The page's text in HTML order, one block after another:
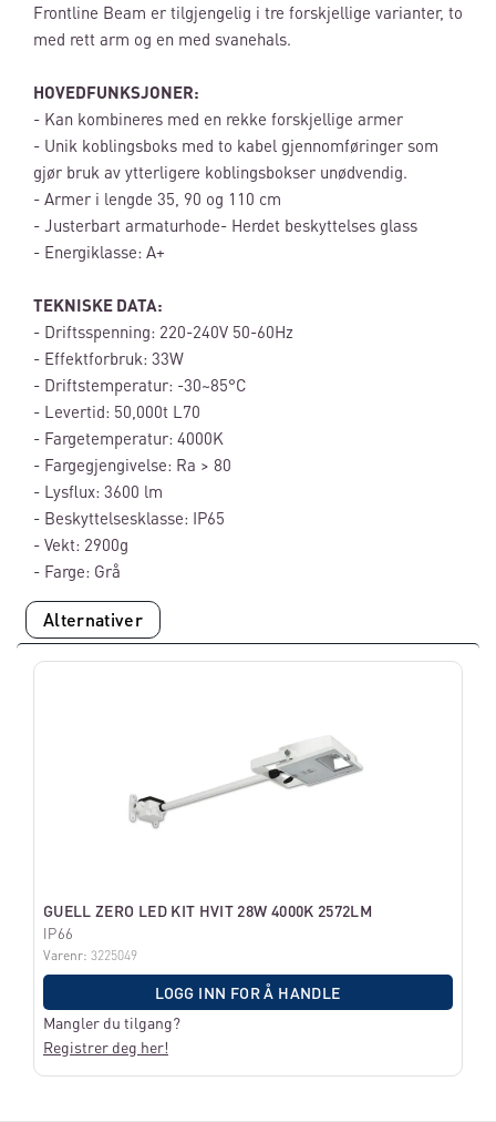
Frontline Beam er tilgjengelig i tre forskjellige varianter, to
med rett arm og en med svanehals.
HOVEDFUNKSJONER:
- Kan kombineres med en rekke forskjellige armer
- Unik koblingsboks med to kabel gjennomføringer som
gjør bruk av ytterligere koblingsbokser unødvendig.
- Armer i lengde 35, 90 og 110 cm
- Justerbart armaturhode- Herdet beskyttelses glass
- Energiklasse: A+
TEKNISKE DATA:
- Driftsspenning: 220-240V 50-60Hz
- Effektforbruk: 33W
- Driftstemperatur: -30~85°C
- Levertid: 50,000t L70
- Fargetemperatur: 4000K
- Fargegjengivelse: Ra > 80
- Lysflux: 3600 lm
- Beskyttelsesklasse: IP65
- Vekt: 2900g
- Farge: Grå
Alternativer
GUELL ZERO LED KIT HVIT 28W 4000K 2572LM
IP66
Varenr: 3225049
LOGG INN FOR Å HANDLE
Mangler du tilgang?
Registrer deg her!